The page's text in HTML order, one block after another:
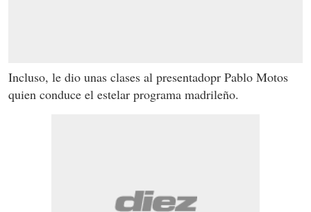
Incluso, le dio unas clases al presentadopr Pablo Motos
quien conduce el estelar programa madrileño.